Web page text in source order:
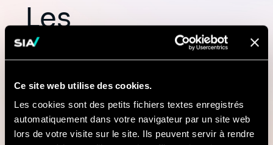
Ce site web utilise des cookies.
Les cookies sont des petits fichiers textes enregistrés
automatiquement dans votre navigateur par un site web
lors de votre visite sur le site. Ils peuvent servir à rendre
Les
publications de
nos experts
Articles, études et points de vues